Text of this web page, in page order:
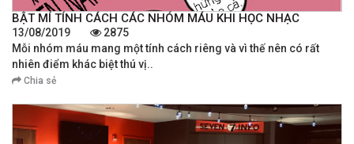
BẬT MÍ TÍNH CÁCH CÁC NHÓM MÁU KHI HỌC NHẠC
13/08/2019
2875
Mỗi nhóm máu mang một tính cách riêng và vì thế nên có rất
nhiên điểm khác biệt thú vị..
Chia sẻ